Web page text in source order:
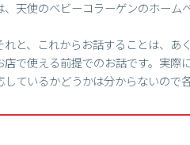
、天使のベビーコラーゲンのホーム
れと、これからお話することは、
店で使える前提でのお話です。実
しているかどうかは分からないので